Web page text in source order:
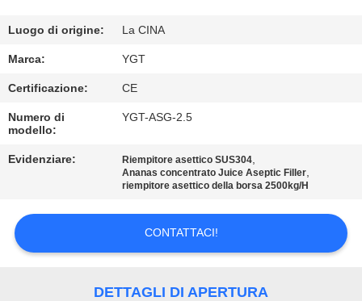
GIRO
DELLA
FABBRICA
CONTROLLO
DI
CONTATTICI
Luogo di origine: La CINA
Marca: YGT
Certificazione: CE
Numero di
modello:
YGT-ASG-2.5
Evidenziare: Riempitore asettico SUS304,
Ananas concentrato Juice Aseptic Filler,
riempitore asettico della borsa 2500kg/H
CONTATTACI!
DETTAGLI DI APERTURA